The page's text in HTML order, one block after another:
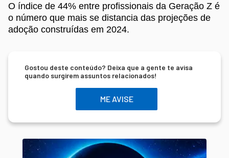
O índice de 44% entre profissionais da Geração Z é
o número que mais se distancia das projeções de
adoção construídas em 2024.
Gostou deste conteúdo? Deixa que a gente te avisa
quando surgirem assuntos relacionados!
ME AVISE